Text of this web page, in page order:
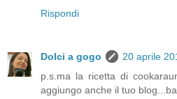
Rispondi
Dolci a gogo
20 aprile
p.s.ma la ricetta di
aggiungo anche il tuo